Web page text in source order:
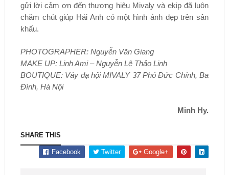
gửi lời cảm ơn đến thương hiệu Mivaly và ekip đã luôn
chăm chút giúp Hải Anh có một hình ảnh đẹp trên sân
khấu.
PHOTOGRAPHER: Nguyễn Văn Giang
MAKE UP: Linh Ami – Nguyễn Lệ Thảo Linh
BOUTIQUE: Váy dạ hội MIVALY 37 Phó Đức Chính, Ba
Đình, Hà Nội
Minh Hy.
SHARE THIS
Facebook Twitter Google+